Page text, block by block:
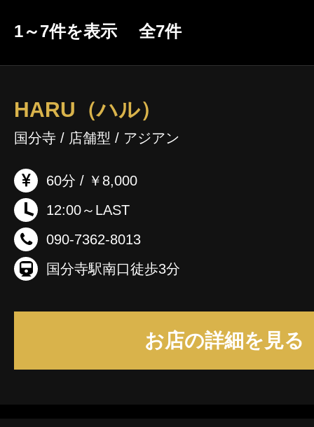
1～7件を表示 全7件
HARU（ハル）
国分寺 / 店舗型 / アジアン
60分 / ￥8,000
12:00～LAST
090-7362-8013
国分寺駅南口徒歩3分
お店の詳細を見る